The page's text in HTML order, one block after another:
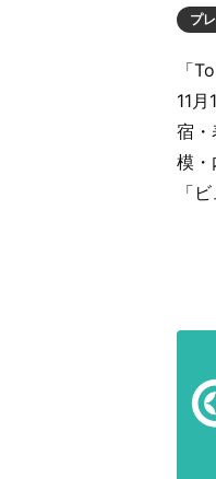
プ
「
11
宿・
模・
「